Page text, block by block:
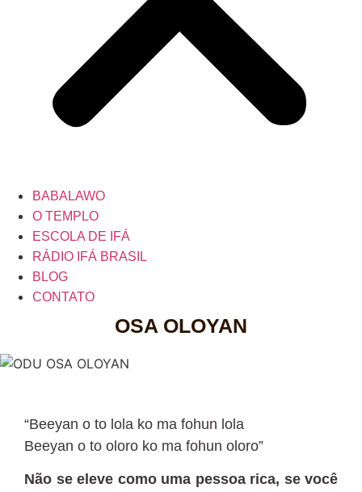
BABALAWO
O TEMPLO
ESCOLA DE IFÁ
RÁDIO IFÁ BRASIL
BLOG
CONTATO
OSA OLOYAN
“Beeyan o to lola ko ma fohun lola
Beeyan o to oloro ko ma fohun oloro”
Não se eleve como uma pessoa rica, se você